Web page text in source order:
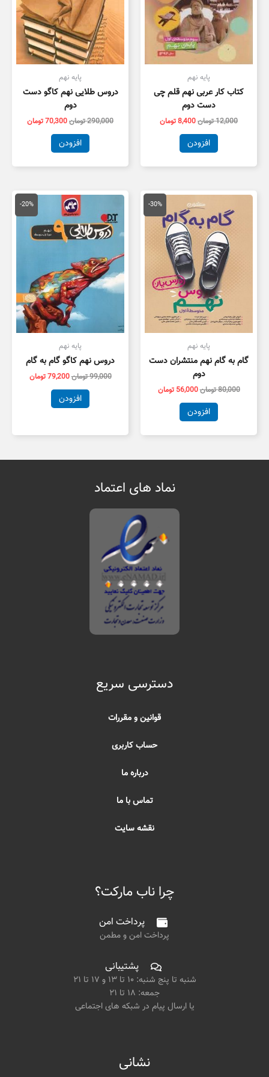
پایه نهم
کتاب کار عربی نهم قلم چی
دست دوم
12,000تومان8,400تومان
افزودن
پایه نهم
دروس طلایی نهم کاگو دست
دوم
290,000تومان70,300تومان
افزودن
-30%
پایه نهم
گام به گام نهم منتشران دست
دوم
80,000تومان
قیمت
اصلی
80,000 تومان
بود.
56,000 تومان
قیمت
فعلی
56,000 تومان
افزودن
-20%
پایه نهم
دروس نهم کاگو گام به گام
99,000تومان
قیمت
اصلی
99,000 تومان
بود.
79,200تومان
قیمت
فعلی
افزودن
نماد های اعتماد
دسترسی سریع
قوانین و مقررات
حساب کاربری
درباره ما
تماس با ما
نقشه سایت
چرا ناب مارکت؟
پرداخت امن
پرداخت امن و مطمن
پشتیبانی
شنبه تا پنج شنبه: ۱۰ تا ۱۳ و ۱۷ تا ۲۱
جمعه: ۱۸ تا ۲۱
یا ارسال پیام در شبکه های اجتماعی
نشانی